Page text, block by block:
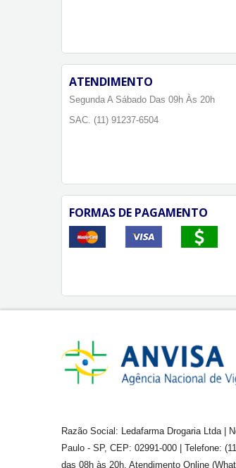
ATENDIMENTO
Segunda A Sábado Das 09h Às 20h
SAC. (11) 91237-6504
FORMAS DE PAGAMENTO
Razão Social: Ledafarma Drogaria Ltda |
Paulo - SP, CEP: 02991-000 | Telefone:
das 08h às 20h. Atendimento Online